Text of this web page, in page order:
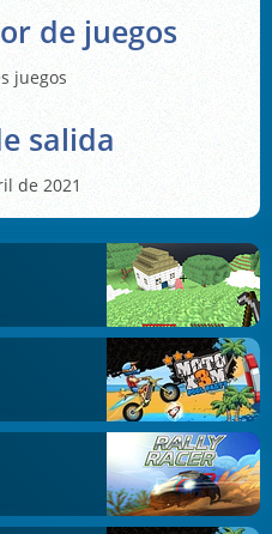
de juegos
juegos
salida
de 2021